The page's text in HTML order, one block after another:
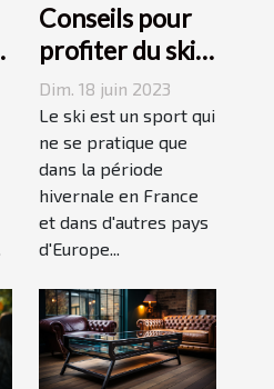
Conseils pour
profiter du ski
en juin, juillet,
août ou
septembre
Dim. 18 juin 2023
Le ski est un sport qui
ne se pratique que
dans la période
hivernale en France
et dans d'autres pays
d'Europe...